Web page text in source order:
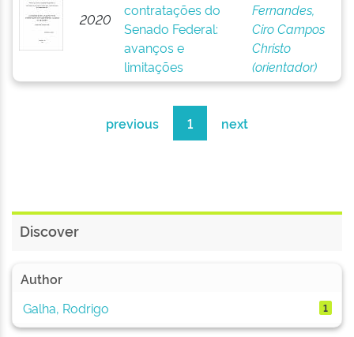
2020
contratações do
Senado Federal:
avanços e
limitações
Fernandes,
Ciro Campos
Christo
(orientador)
previous 1 next
Discover
Author
Galha, Rodrigo
1